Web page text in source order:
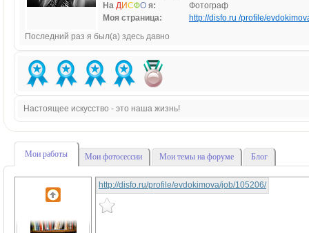
На ДИСФО я:
Фотограф
Моя страница:
http://disfo.ru /profile/
Последний раз я был(а) здесь давно
Настоящее искусство - это наша жизнь!
Мои работы Мои фотосессии Мои темы на форуме Блог
http://disfo.ru/profile/evdokimova/job/105206/